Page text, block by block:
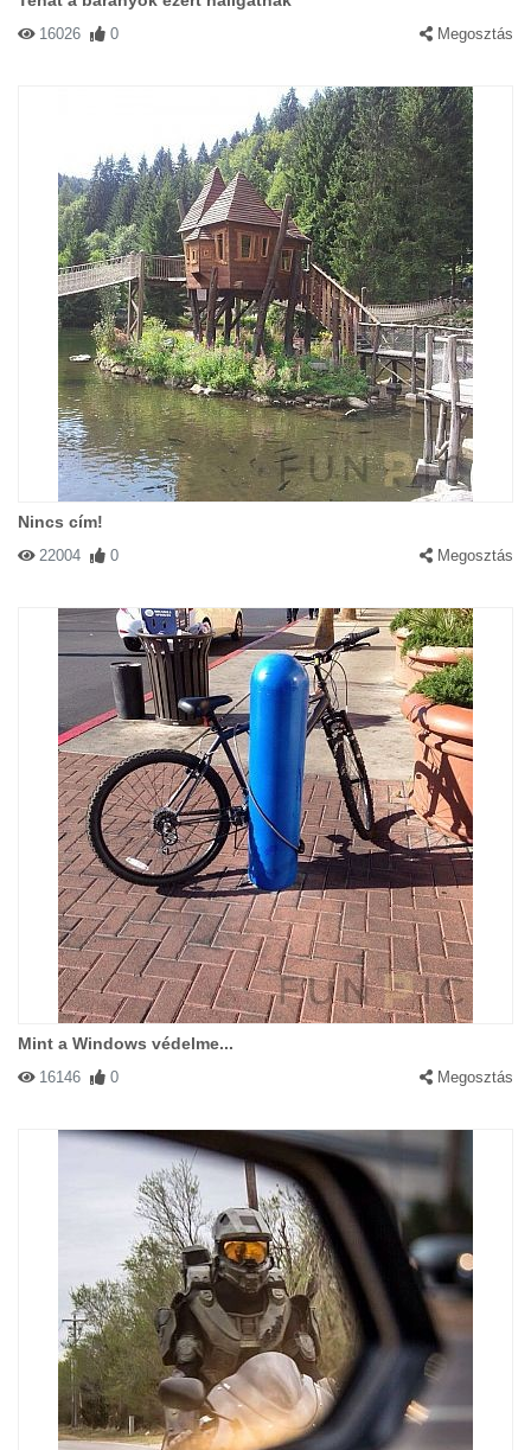
16026 0 Megosztás
Nincs cím!
22004 0 Megosztás
Mint a Windows védelme...
16146 0 Megosztás